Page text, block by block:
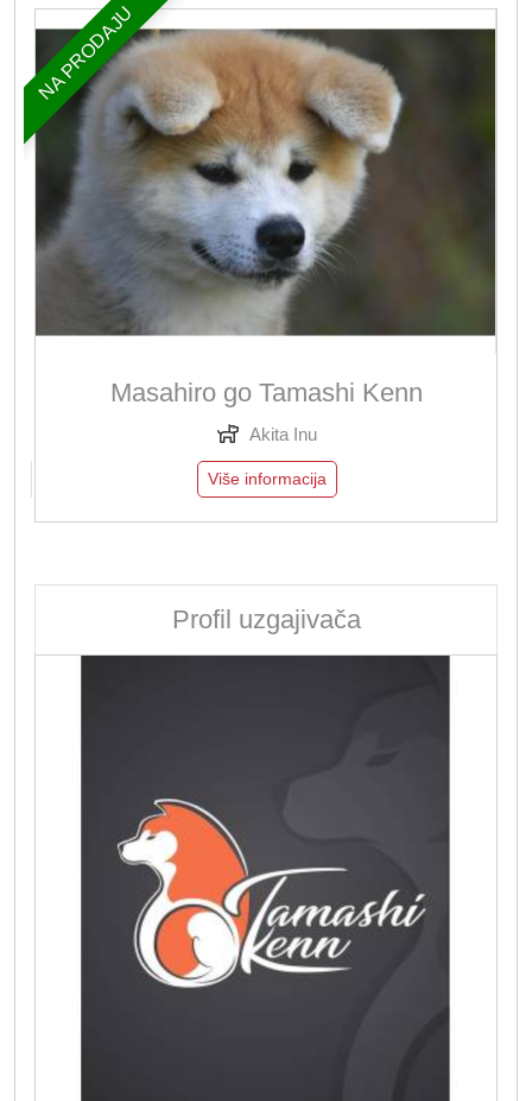
NA PRODAJU
Masahiro go Tamashi Kenn
Akita Inu
Više informacija
Profil uzgajivača